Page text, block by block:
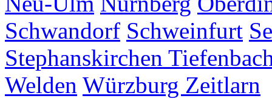
Schwandorf Schweinfurt
Stephanskirchen
Welden Würzburg Zeitlarn